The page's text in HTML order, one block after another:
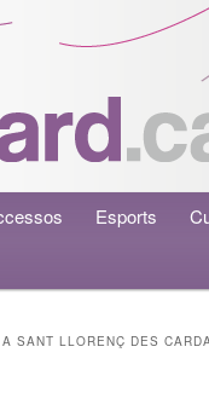
Esports
SANT LLORENÇ DES